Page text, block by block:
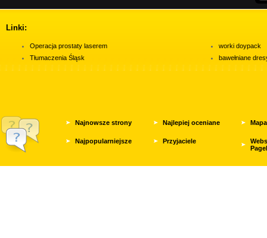
Linki:
Operacja prostaty laserem
Tłumaczenia Śląsk
worki doypack
bawełniane
Najnowsze strony Najlepiej oceniane
Najpopularniejsze Przyjaciele